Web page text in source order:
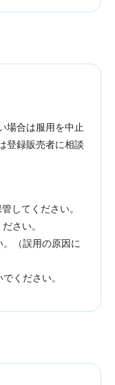
場合は服用を中止
登録販売者に相談
してください。
さい。
（誤用の原因に
ください。